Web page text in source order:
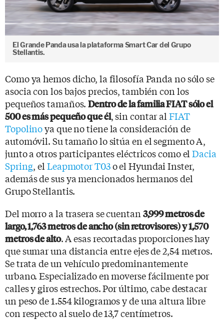
El Grande Panda usa la plataforma Smart Car del Grupo
Stellantis.
Como ya hemos dicho, la filosofía Panda no sólo se
asocia con los bajos precios, también con los
pequeños tamaños.Dentro de la familia FIAT sólo el
500 es más pequeño que él, sin contar al FIAT
Topolinoya que no tiene la consideración de
automóvil. Su tamaño lo sitúa en el segmento A,
junto a otros participantes eléctricos como elDacia
Spring, el Leapmotor T03o el Hyundai Inster,
además de sus ya mencionados hermanos del
Grupo Stellantis.
Del morro a la trasera se cuentan 3,999 metros de
largo, 1,763 metros de ancho (sin retrovisores) y 1,570
metros de alto. A esas recortadas proporciones hay
que sumar una distancia entre ejes de 2,54 metros.
Se trata de un vehículo predominantemente
urbano. Especializado en moverse fácilmente por
calles y giros estrechos. Por último, cabe destacar
un peso de 1.554 kilogramos y de una altura libre
con respecto al suelo de 13,7 centímetros.